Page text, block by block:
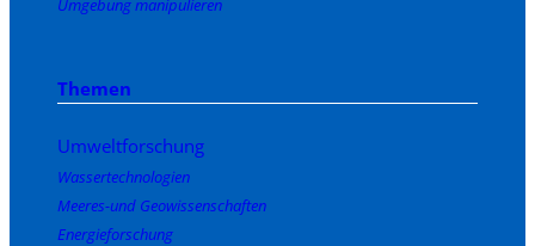
Umgebung manipulieren
Themen
Umweltforschung
Wassertechnologien
Meeres-und Geowissenschaften
Energieforschung